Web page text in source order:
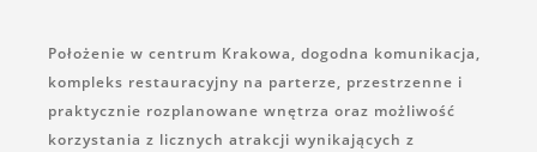
Położenie w centrum Krakowa, dogodna komunikacja,
kompleks restauracyjny na parterze, przestrzenne i
praktycznie rozplanowane wnętrza oraz możliwość
korzystania z licznych atrakcji wynikających z